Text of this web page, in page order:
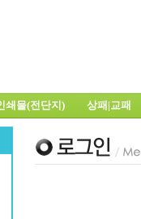
쇄물(전단지) 상패|교